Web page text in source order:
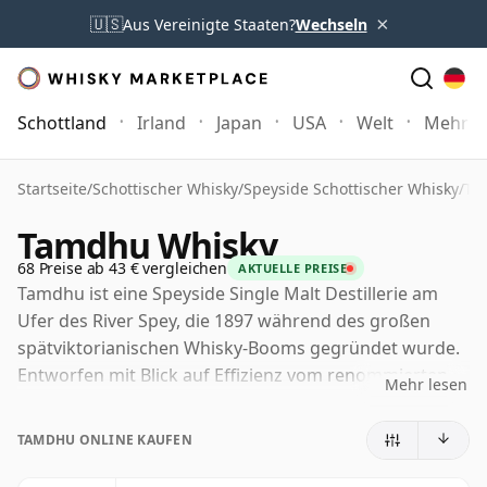
🇺🇸Aus Vereinigte Staaten?Wechseln ×
Schottland Irland Japan USA Welt Mehr
Startseite/Schottischer Whisky/Speyside Schottischer Whisky/
Tamdhu Whisky
68 Preise ab 43 € vergleichen AKTUELLE PREISE
Tamdhu ist eine Speyside Single Malt Destillerie am
Ufer des River Spey, die 1897 während des großen
spätviktorianischen Whisky-Booms gegründet wurde.
Entworfen mit Blick auf Effizienz vom renommierten
sich zu einem angesehenen Produzenten von Malt
Mehr lesen
TAMDHU ONLINE KAUFEN